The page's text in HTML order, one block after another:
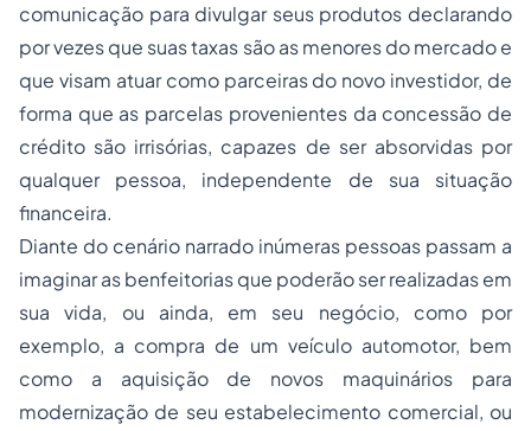
comunicação para divulgar seus produtos declarando
por vezes que suas taxas são as menores do mercado e
que visam atuar como parceiras do novo investidor, de
forma que as parcelas provenientes da concessão de
crédito são irrisórias, capazes de ser absorvidas por
qualquer pessoa, independente de sua situação
financeira.
Diante do cenário narrado inúmeras pessoas passam a
imaginar as benfeitorias que poderão ser realizadas em
sua vida, ou ainda, em seu negócio, como por
exemplo, a compra de um veículo automotor, bem
como a aquisição de novos maquinários para
modernização de seu estabelecimento comercial, ou